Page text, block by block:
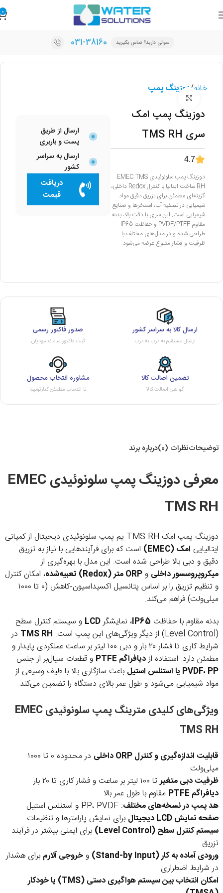
0
سوالی دارید؟ تماس بگیرید 031-38160
خانه دوزینگ پمپ
ارسال از طریق
پست و باربری
ارسال به سراسر
کشور
دریافت
قیمت
دوزینگ پمپ امک
سری TMS RH
4.7
دوزینگ پمپ سلونوئیدی EMEC TMS
RH ساخت ایتالیا با کنترل Redox داخلی،
گزینه‌ای مطمئن برای تزریق دقیق مواد
شیمیایی در تصفیه آب، استخرها و صنایع
شیمیایی است. این سری با دقت بالا، بدنه
مقاوم PVDF/PTFE و حفاظت IP65
طراحی شده و در مدل‌های مختلف با
ظرفیت و فشار متنوع عرضه می‌شود.
ارسال کالا به سراسر کشور
ارسال مستقیم به درب به درب
صدور فاکتور رسمی
ثبت فاکتور سامانه مودیان
تضمین اصالت کالا
گواهی اصالت کالا
مشاوره انتخاب محصول
تا انتخاب مطمئن کنارتونیم!
توضیحاتنظرات (0) درباره برند
معرفی دوزینگ پمپ سلونوئیدی EMEC
TMS RH
دوزینگ پمپ امک TMS RH یم پمپ سلونوئیدی دیجیتال از کمپانی
ایتالیایی امک (EMEC)
است که برای فرآیندهایی با نیاز به تزریق
دقیق و دبی بالا طراحی شده است. این مدل با بهره‌گیری از
میکروپروسسور داخلی وORP متر (Redox) تعبیه‌شده
، امکان کنترل
و تنظیم تزریق را بر اساس پتانسیل اکسیداسیون-کاهش (۰ تا ۱۰۰۰
میلی‌ولت) فراهم می‌کند.
بدنه مقاوم با حفاظت IP65، نمایشگرLCD و سیستم کنترل سطح
(Level Control) از دیگر ویژگی‌های این پمپ است.
TMS RH در
شرایط کاری تا فشار ۲۰ بار و دبی ۱۰۰ لیتر بر ساعت عملکردی پایدار و
مطمئن دارد. استفاده ازدیافراگم PTFE
و قطعات سیال‌بر از جنس
PVDF، PP یا استنلس استیل
باعث سازگاری بالا با طیف وسیعی از
مواد شیمیایی می‌شود و طول عمر بالای دستگاه را تضمین می‌کند.
ویژگی‌های کلیدی مترینگ پمپ سلونوئیدی EMEC
TMS RH
قابلیت اندازه‌گیری و کنترل ORP داخلی
در محدوده ۰ تا ۱۰۰۰
میلی‌ولت
ظرفیت دبی متغیرتا ۱۰۰ لیتر بر ساعت و فشار کاری تا ۲۰ بار
دیافراگم PTFE
مقاوم با طول عمر بالا
هد پمپ در نسخه‌های مختلف: PP، PVDF و استنلس استیل
صفحه نمایش LCD دیجیتال
برای نمایش پارامترها و تنظیمات
سیستم کنترل سطح (Level Control)
برای ایمنی بیشتر در فرآیند
تزریق
ورودی آماده به کار (Stand-by Input)
وخروجی آلارم برای هشدار
در شرایط اضطراری
امکان انتخاب بین سیستم هواگیری دستی (TMS) یا خودکار